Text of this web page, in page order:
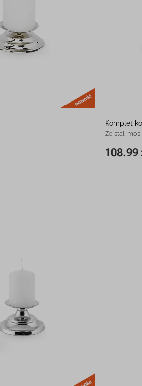
Komplet
Ze stali
108.99
16 cm